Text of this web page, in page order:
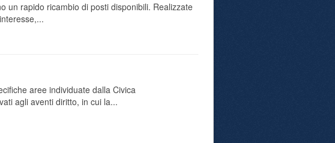
un rapido ricambio di posti disponibili. Realizzate
aree individuate dalla Civica
agli aventi diritto, in cui la...